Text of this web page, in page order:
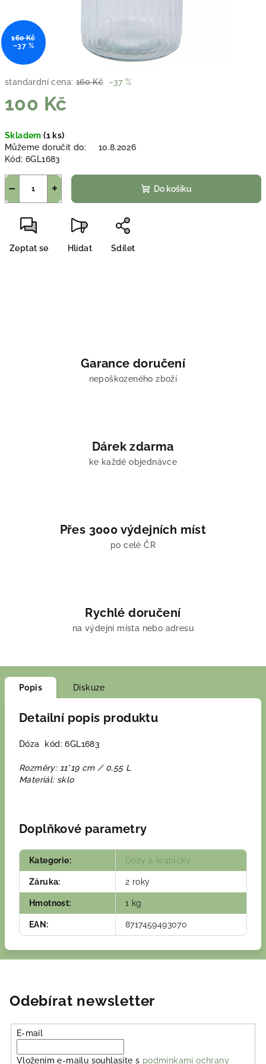
standardní cena: 160 Kč –37 %
100 Kč
cena:
Skladem(1 ks)
Můžeme doručit do:
10.8.2026
Kód: 6GL1683
+
− Do košíku
Zeptat se Hlídat Sdílet
160 Kč
–37 %
Garance doručení
nepoškozeného zboží
Dárek zdarma
ke každé objednávce
Přes 3000 výdejních míst
po celé ČR
Rychlé doručení
na výdejní místa nebo adresu
Popis Diskuze
Detailní popis produktu
Dóza kód: 6GL1683
Rozměry: 11*19 cm / 0,55 L
Materiál: sklo
Doplňkové parametry
Kategorie: Dózy a krabičky
Záruka: 2 roky
Hmotnost: 1 kg
EAN : 8717459493070
Odebírat newsletter
E-mail
Vložením e-mailu souhlasíte s podmínkami ochrany